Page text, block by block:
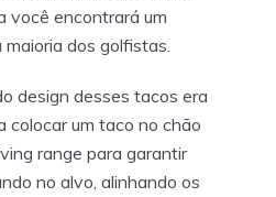
você encontrará um
dos golfistas.
design desses tacos era
colocar um taco no chão
range para garantir
no alvo, alinhando os